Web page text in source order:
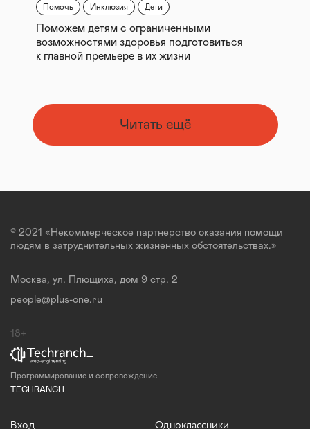
Помочь Инклюзия Дети
Поможем детям с ограниченными
возможностями здоровья подготовиться
к главной премьере в их жизни
Читать ещё
© 2021 «Некоммерческое партнерство оказания помощи
людям в затруднительных жизненных обстоятельствах.»
Москва, ул. Плющиха, дом 9 стр. 2
people@plus-one.ru
18+
Программирование и сопровождение
TECHRANCH
Вход Одноклассники